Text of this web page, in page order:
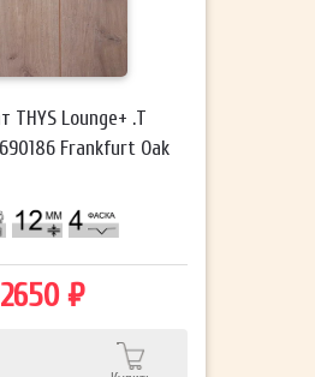
THYS Lounge+ .T
Frankfurt Oak
2650 ₽